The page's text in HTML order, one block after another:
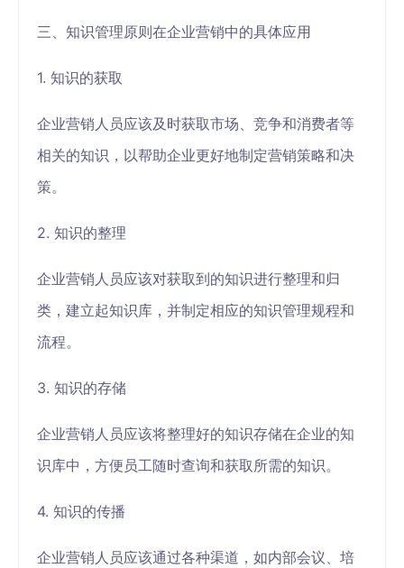
三、知识管理原则在企业营销中的具体应用
1. 知识的获取
企业营销人员应该及时获取市场、竞争和消费者等
相关的知识，以帮助企业更好地制定营销策略和决
策。
2. 知识的整理
企业营销人员应该对获取到的知识进行整理和归
类，建立起知识库，并制定相应的知识管理规程和
流程。
3. 知识的存储
企业营销人员应该将整理好的知识存储在企业的知
识库中，方便员工随时查询和获取所需的知识。
4. 知识的传播
企业营销人员应该通过各种渠道，如内部会议、培